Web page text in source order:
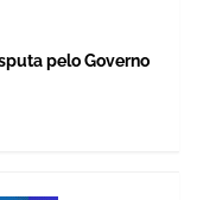
pelo Governo